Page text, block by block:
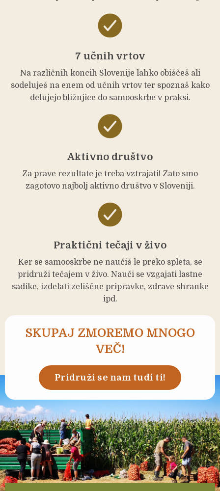
7 učnih vrtov
Na različnih koncih Slovenije lahko obiščeš ali
sodeluješ na enem od učnih vrtov ter spoznaš kako
delujejo bližnjice do samooskrbe v praksi.
Aktivno društvo
Za prave rezultate je treba vztrajati! Zato smo
zagotovo najbolj aktivno društvo v Sloveniji.
Praktični tečaji v živo
Ker se samooskrbe ne naučiš le preko spleta, se
pridruži tečajem v živo. Nauči se vzgajati lastne
sadike, izdelati zeliščne pripravke, zdrave shranke
ipd.
SKUPAJ ZMOREMO MNOGO
VEČ!
Pridruži se nam tudi ti!